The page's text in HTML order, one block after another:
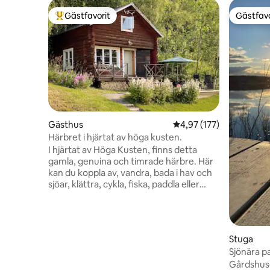
Populär gästfavorit
Gästfavorit
Gästhus 4,97 av 5 i
4,97 (177)
Härbret i hjärtat av höga kusten.
I hjärtat av Höga Kusten, finns detta
gamla, genuina och timrade härbre. Här
kan du koppla av, vandra, bada i hav och
sjöar, klättra, cykla, fiska, paddla eller
Stuga
Sjönära
Kusten.